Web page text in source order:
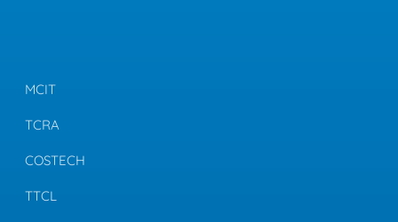
MCIT
TCRA
COSTECH
TTCL